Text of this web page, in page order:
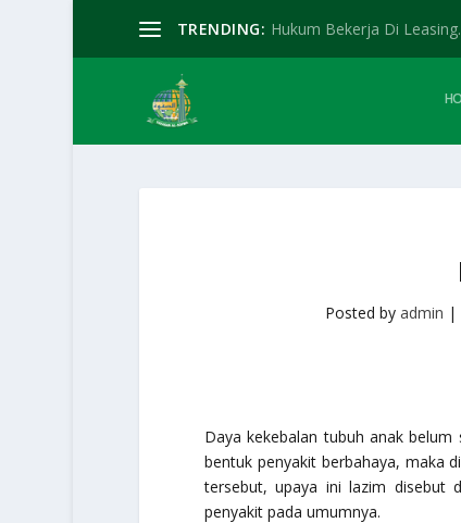
TRENDING: Hukum Bekerja Di
Posted by admin |
Daya kekebalan tubuh anak
bentuk penyakit berbahaya, maka
tersebut, upaya ini lazim disebut
penyakit pada umumnya.